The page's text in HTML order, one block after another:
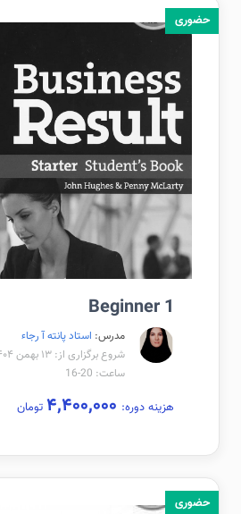
حضوری
Beginner 1
مدرس: استاد پانته آ رجاء
شروع برگزاری از: ۱۳ بهمن ۱۴۰۴
ساعت: 20-16
هزینه دوره: تومان
حضوری